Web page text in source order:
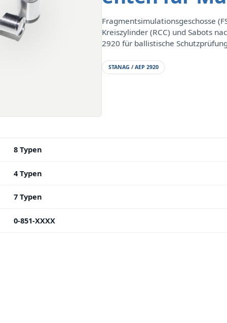
Fragmentsimulationsgeschosse
Kreiszylinder (RCC) und Sabots
2920 für ballistische
STANAG / AEP 2920
8 Typen
4 Typen
7 Typen
0-851-XXXX